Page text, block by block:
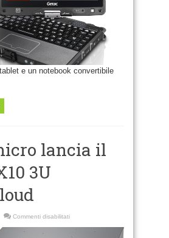
tecnologia
Broadwell
di
ultima
generazione
e un notebook convertibile
lancia il
3U
Commenti disabilitatisu
lancia